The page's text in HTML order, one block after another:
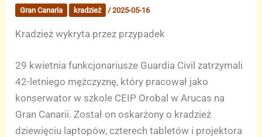
Gran Canaria kradzież /2025-05-16
Kradzież wykryta przez przypadek
29 kwietnia funkcjonariusze Guardia Civil zatrzymali
42-letniego mężczyznę, który pracował jako
konserwator w szkole CEIP Orobal w Arucas na
Gran Canarii. Został on oskarżony o kradzież
dziewięciu laptopów, czterech tabletów i projektora